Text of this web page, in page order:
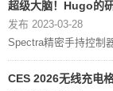
超级大脑！Hugo的
发布 2023-03-28
Spectra精密手持控制
CES 2026无线充电